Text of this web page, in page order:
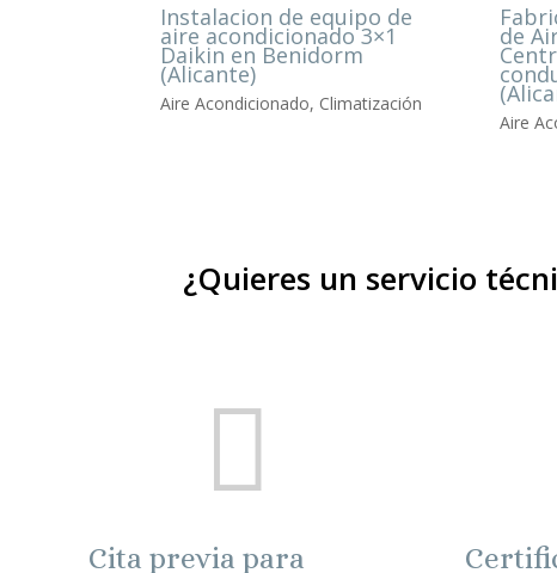
Instalacion de equipo de
aire acondicionado 3×1
Daikin en Benidorm
(Alicante)
Aire Acondicionado, Climatización
de
Aire
¿Quieres un servicio

Cita previa para